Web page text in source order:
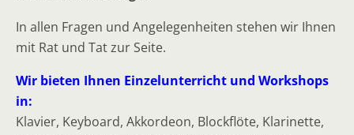
In allen Fragen und Angelegenheiten stehen wir Ihnen
mit Rat und Tat zur Seite.
Wir bieten Ihnen Einzelunterricht und Workshops
in:
Klavier, Keyboard, Akkordeon, Blockflöte, Klarinette,